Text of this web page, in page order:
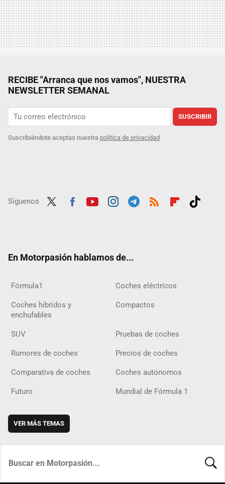
RECIBE "Arranca que nos vamos", NUESTRA
NEWSLETTER SEMANAL
SUSCRIBIR
Suscribiéndote aceptas nuestra política de privacidad
Síguenos
En Motorpasión hablamos de...
Fórmula1 Coches eléctricos
Coches híbridos y
enchufables
Compactos
SUV Pruebas de coches
Rumores de coches Precios de coches
Comparativa de coches Coches autónomos
Futuro Mundial de Fórmula 1
VER MÁS TEMAS